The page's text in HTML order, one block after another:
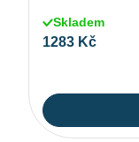
Skladem
1283 Kč